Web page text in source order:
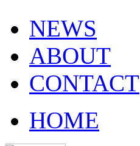
NEWS
ABOUT
CONTACT
HOME